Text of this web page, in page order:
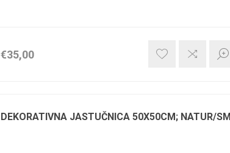
€35,00
DEKORATIVNA JASTUČNICA 50X50CM; NATUR/